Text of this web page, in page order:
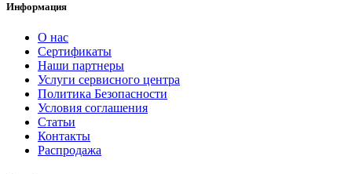
Информация
О нас
Сертификаты
Наши партнеры
Услуги сервисного центра
Политика Безопасности
Условия соглашения
Статьи
Контакты
Распродажа